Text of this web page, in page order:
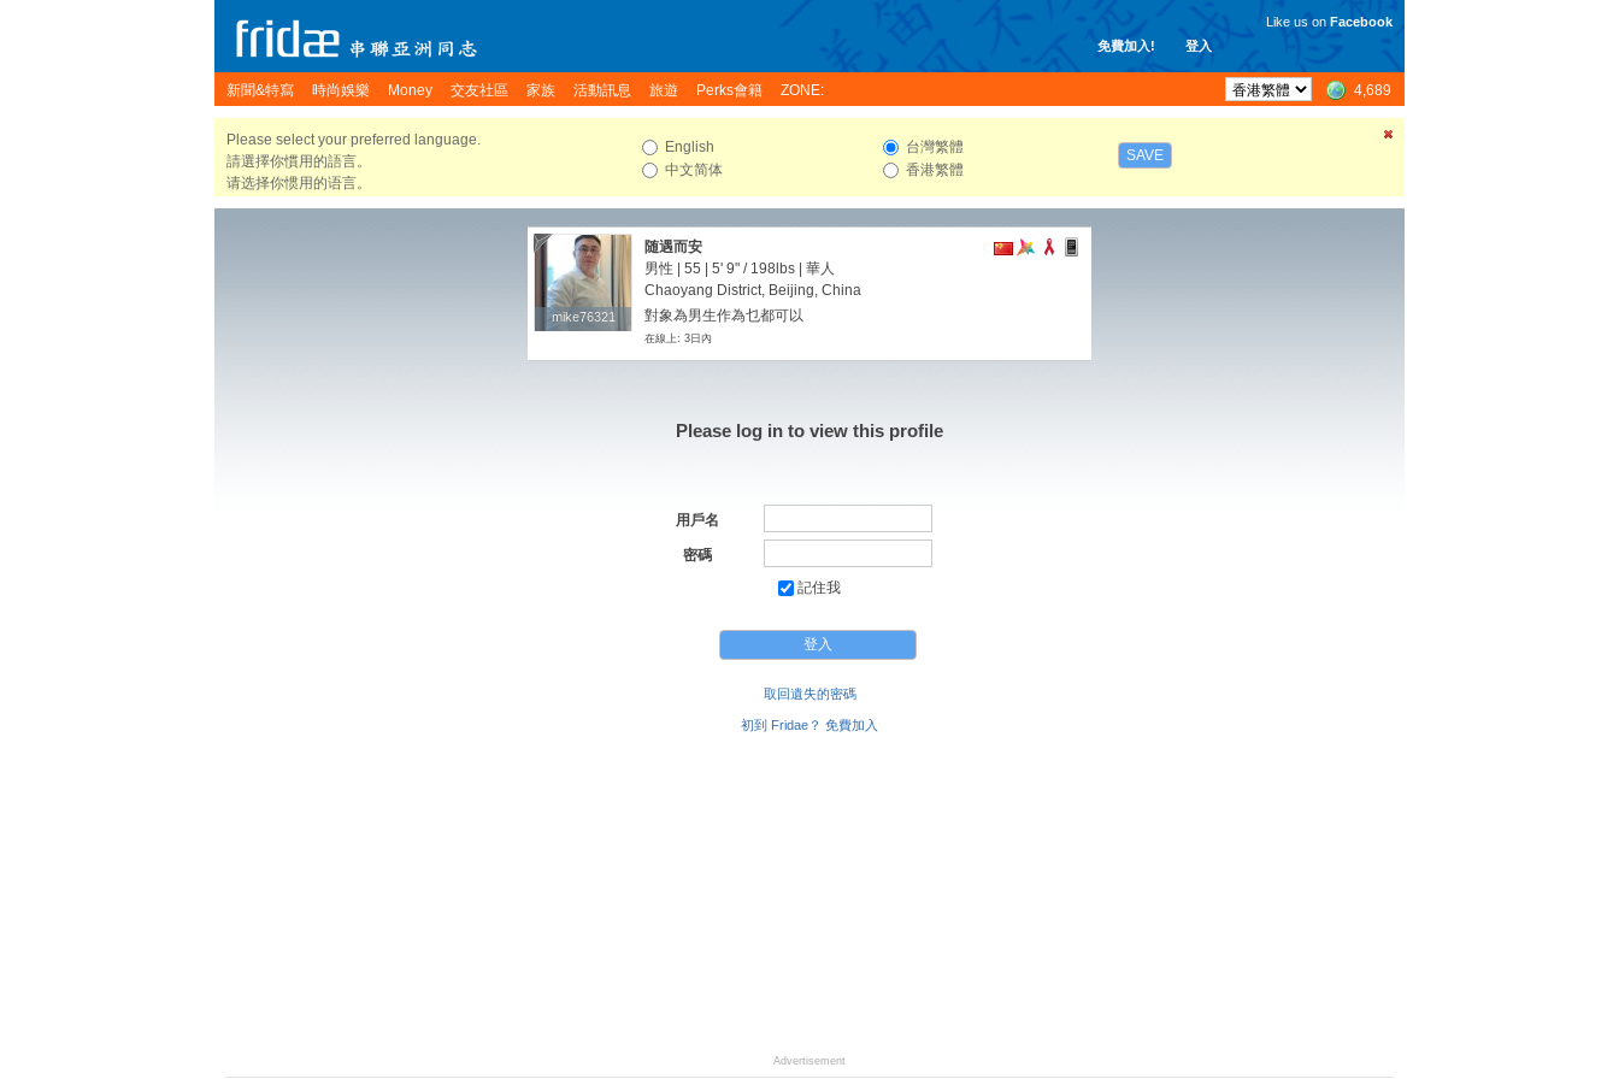
免費加入! 登入
Like us on Facebook
新聞&特寫 時尚娛樂 Money 交友社區 家族 活動訊息 旅遊 Perks會籍 ZONE: 4,689
Please select your preferred language.
請選擇你慣用的語言。
请选择你惯用的语言。
English
中文简体
台灣繁體
香港繁體
SAVE
mike76321
mike76321
随遇而安
男性 | 55 | 5' 9" / 198lbs | 華人
Chaoyang District, Beijing, China
對象為男生作為乜都可以
在線上: 3日內
Please log in to view this profile
用戶名
密碼
記住我
取回遺失的密碼
初到 Fridae？ 免費加入
Advertisement